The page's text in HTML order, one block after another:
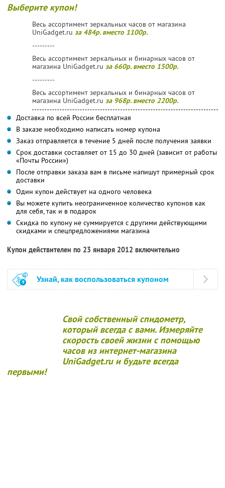
Выберите купон!
Весь ассортимент зеркальных часов от магазина
UniGadget.ru за 484р. вместо 1100р.
---------
Весь ассортимент зеркальных и бинарных часов от
магазина UniGadget.ru за 660р. вместо 1500р.
---------
Весь ассортимент зеркальных и бинарных часов от
магазина UniGadget.ru за 968р. вместо 2200р.
Доставка по всей России бесплатная
В заказе необходимо написать номер купона
Заказ отправляется в течение 5 дней после получения заявки
Срок доставки составляет от 15 до 30 дней (зависит от работы
«Почты России»)
После отправки заказа вам в письме напишут примерный срок
доставки
Один купон действует на одного человека
Вы можете купить неограниченное количество купонов как
для себя, так и в подарок
Скидка по купону не суммируется с другими действующими
скидками и спецпредложениями магазина
Купон действителен по 23 января 2012 включительно
Узнай, как воспользоваться купоном
Свой собственный спидометр,
который всегда с вами. Измеряйте
скорость своей жизни с помощью
часов из интернет-магазина
UniGadget.ru и будьте всегда
первыми!